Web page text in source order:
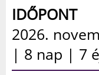
IDŐPONT
2026.
| 8 nap | 7